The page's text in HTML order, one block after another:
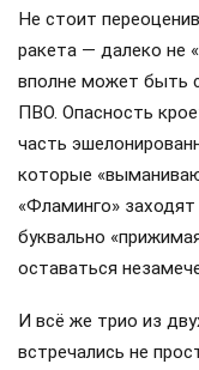
Не стоит
ракета — далеко не
вполне может быть
ПВО. Опасность
часть
которые
«Фламинго»
буквально
оставаться
И всё же трио из
встречались не